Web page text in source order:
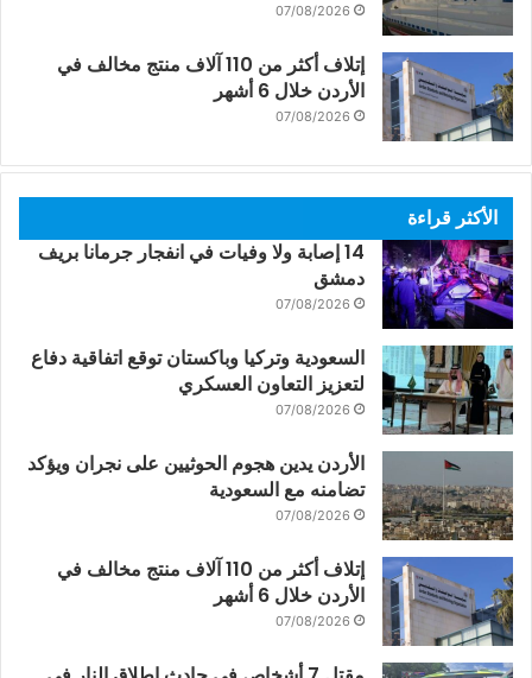
07/08/2026
إتلاف أكثر من 110 آلاف منتج مخالف في
الأردن خلال 6 أشهر
07/08/2026
الأكثر قراءة
14 إصابة ولا وفيات في انفجار جرمانا بريف
دمشق
07/08/2026
السعودية وتركيا وباكستان توقع اتفاقية دفاع
لتعزيز التعاون العسكري
07/08/2026
الأردن يدين هجوم الحوثيين على نجران ويؤكد
تضامنه مع السعودية
07/08/2026
إتلاف أكثر من 110 آلاف منتج مخالف في
الأردن خلال 6 أشهر
07/08/2026